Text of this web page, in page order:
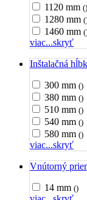
1120 mm ()
1280 mm
1460 mm
viac...skryť
Inštalačná
300 mm ()
380 mm ()
510 mm ()
540 mm ()
580 mm ()
viac...skryť
Vnútorný
14 mm ()